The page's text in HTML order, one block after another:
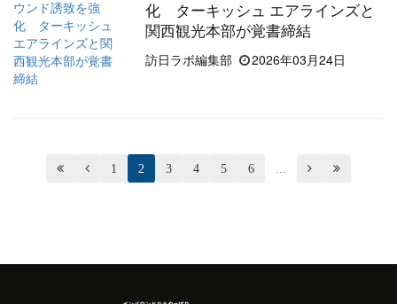
化 ターキッシュ エアラインズと
関西観光本部が覚書締結
訪日ラボ編集部
2026年03月24日
  1 2 3 4 5 6  